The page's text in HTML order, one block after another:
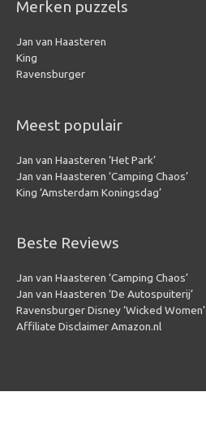
Merken puzzels
Jan van Haasteren
King
Ravensburger
Meest populair
Jan van Haasteren ‘Het Park’
Jan van Haasteren ‘Camping Chaos’
King ‘Amsterdam Koningsdag’
Beste Reviews
Jan van Haasteren ‘Camping Chaos’
Jan van Haasteren ‘De Autospuiterij’
Ravensburger Disney ‘Wicked Women’
Affiliate Disclaimer Amazon.nl